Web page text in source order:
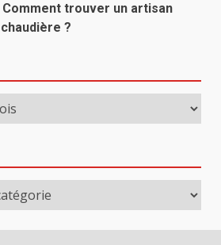
Comment trouver un artisan
?